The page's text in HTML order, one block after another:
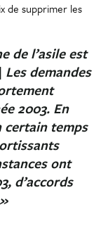
de supprimer les
de l’asile est
Les demandes
2003. En
certain temps
ont
d’accords